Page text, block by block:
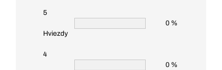
5
Hviezdy
0 %
4
0 %